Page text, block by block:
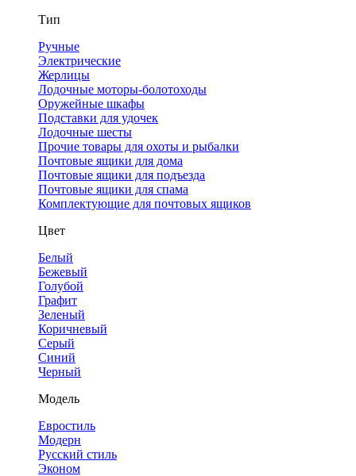
Тип
Ручные
Электрические
Жерлицы
Лодочные моторы-болотоходы
Оружейные шкафы
Подставки для удочек
Лодочные шесты
Прочие товары для охоты и рыбалки
Почтовые ящики для дома
Почтовые ящики для подъезда
Почтовые ящики для спама
Комплектующие для почтовых ящиков
Цвет
Белый
Бежевый
Голубой
Графит
Зеленый
Коричневый
Серый
Синий
Черный
Модель
Евростиль
Модерн
Русский стиль
Эконом